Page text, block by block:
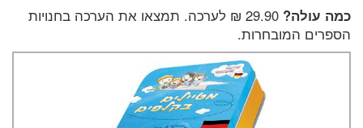
כמה עולה?
29.90 ₪ לערכה. תמצאו את הערכה בחנויות
הספרים המובחרות.